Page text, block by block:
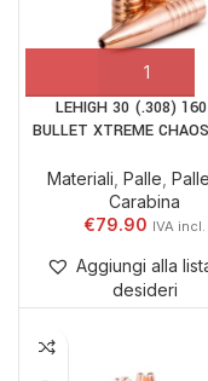
LEHIGH 30 (.308) 160
BULLET XTREME
Materiali Palle
Carabina
€79.90
Aggiungi alla
desideri